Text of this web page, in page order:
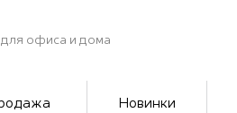
офиса и дома
Новинки